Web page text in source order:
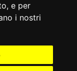
e per
i nostri